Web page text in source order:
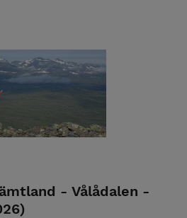
Toimisto- ja materiaalimaksun
sähköpostiisi vahvistuksen sekä
jonka eräpäivä on heti vaelluksen
Pelkkä varausmaksu ei ole
on alle 30 vrk. Lisätietoa
- Vålådalen -